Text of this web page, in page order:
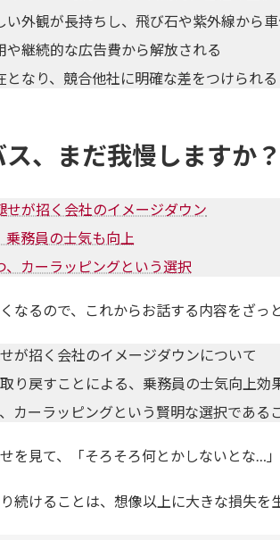
い外観が長持ちし、飛び石や紫外線から
や継続的な広告費から解放される
となり、競合他社に明確な差をつけられる
、まだ我慢しますか
せが招く会社のイメージダウン
乗務員の士気も向上
、カーラッピングという選択
なるので、これからお話する内容をざっ
が招く会社のイメージダウンについて
り戻すことによる、乗務員の士気向上効
カーラッピングという賢明な選択である
を見て、「そろそろ何とかしないとな…
続けることは、想像以上に大きな損失を